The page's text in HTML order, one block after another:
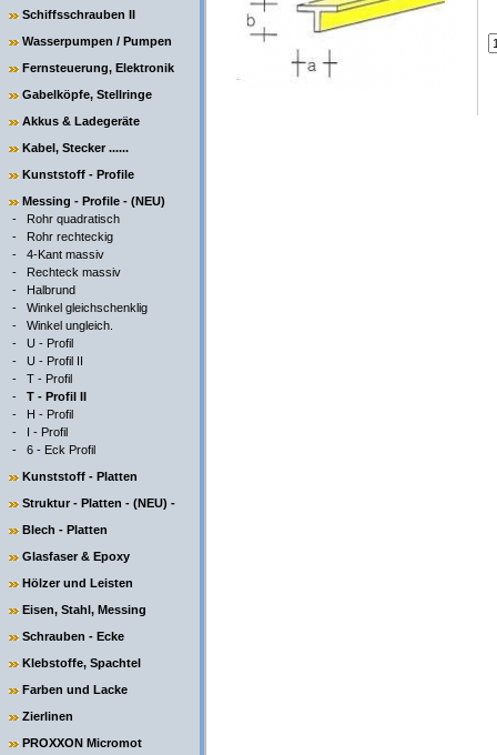
Schiffsschrauben II
Wasserpumpen / Pumpen
Fernsteuerung, Elektronik
Gabelköpfe, Stellringe
Akkus & Ladegeräte
Kabel, Stecker ......
Kunststoff - Profile
Messing - Profile - (NEU)
- Rohr quadratisch
- Rohr rechteckig
- 4-Kant massiv
- Rechteck massiv
- Halbrund
- Winkel gleichschenklig
- Winkel ungleich.
- U - Profil
- U - Profil II
- T - Profil
- T - Profil II
- H - Profil
- I - Profil
- 6 - Eck Profil
Kunststoff - Platten
Struktur - Platten - (NEU) -
Blech - Platten
Glasfaser & Epoxy
Hölzer und Leisten
Eisen, Stahl, Messing
Schrauben - Ecke
Klebstoffe, Spachtel
Farben und Lacke
Zierlinen
PROXXON Micromot